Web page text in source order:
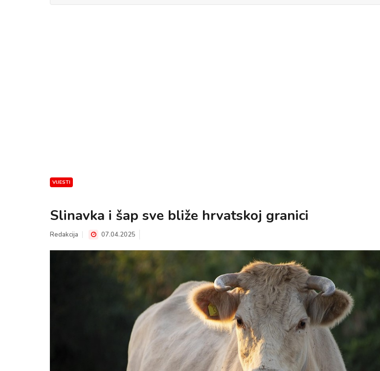
VIJESTI
Slinavka i šap sve bliže hrvatskoj granici
Redakcija 07.04.2025